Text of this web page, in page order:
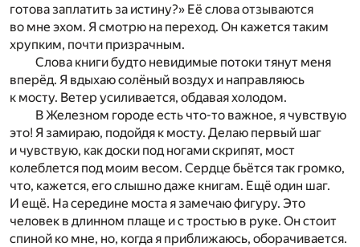
готова заплатить за истину?» Её слова отзываются
во мне эхом. Я смотрю на переход. Он кажется таким
хрупким, почти призрачным.
Слова книги будто невидимые потоки тянут меня
вперёд. Я вдыхаю солёный воздух и направляюсь
к мосту. Ветер усиливается, обдавая холодом.
В Железном городе есть что-то важное, я чувствую
это! Я замираю, подойдя к мосту. Делаю первый шаг
и чувствую, как доски под ногами скрипят, мост
колеблется под моим весом. Сердце бьётся так громко,
что, кажется, его слышно даже книгам. Ещё один шаг.
И ещё. На середине моста я замечаю фигуру. Это
человек в длинном плаще и с тростью в руке. Он стоит
спиной ко мне, но, когда я приближаюсь, оборачивается.